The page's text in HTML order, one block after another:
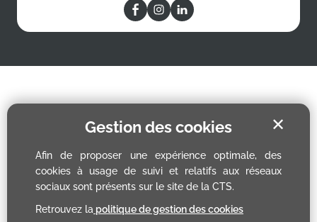
Gestion des cookies
Afin de proposer une expérience optimale, des
cookies à usage de suivi et relatifs aux réseaux
sociaux sont présents sur le site de la CTS.
Retrouvez la politique de gestion des cookies
✕